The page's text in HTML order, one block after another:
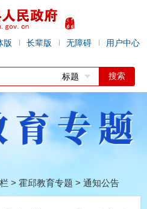
版 长辈版 无障碍 用户中心
标题
> 霍邱教育专题 > 通知公告